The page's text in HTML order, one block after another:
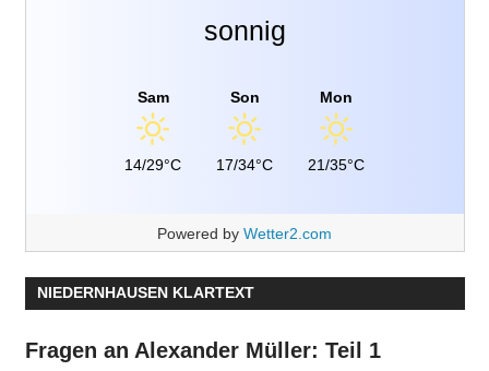
sonnig
Sam
14/29°C
Son
17/34°C
Mon
21/35°C
Powered by Wetter2.com
NIEDERNHAUSEN KLARTEXT
Fragen an Alexander Müller: Teil 1